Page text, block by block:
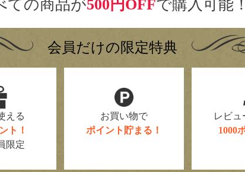
ての商品が500円OFFで購入可能！
会員だけの限定特典
える
ト！
限定
お買い物で
ポイント貯まる！
レビュ
1000